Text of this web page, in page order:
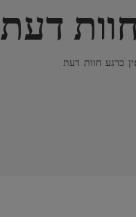
חוות דעת
כרגע חוות דעת